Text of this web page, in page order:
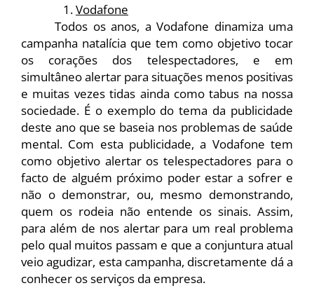
Vodafone
Todos os anos, a Vodafone dinamiza uma
campanha natalícia que tem como objetivo tocar
os corações dos telespectadores, e em
simultâneo alertar para situações menos positivas
e muitas vezes tidas ainda como tabus na nossa
sociedade. É o exemplo do tema da publicidade
deste ano que se baseia nos problemas de saúde
mental. Com esta publicidade, a Vodafone tem
como objetivo alertar os telespectadores para o
facto de alguém próximo poder estar a sofrer e
não o demonstrar, ou, mesmo demonstrando,
quem os rodeia não entende os sinais. Assim,
para além de nos alertar para um real problema
pelo qual muitos passam e que a conjuntura atual
veio agudizar, esta campanha, discretamente dá a
conhecer os serviços da empresa.